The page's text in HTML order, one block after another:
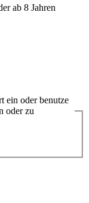
ab 8 Jahren
ein oder benutze
oder zu